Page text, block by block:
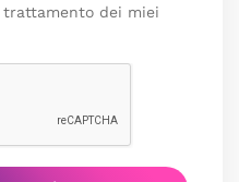
dei miei